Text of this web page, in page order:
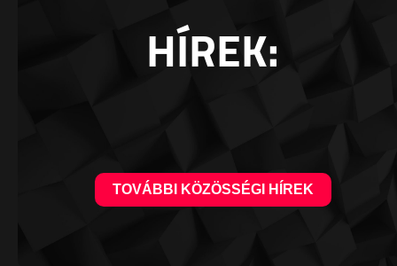
HÍREK:
TOVÁBBI KÖZÖSSÉGI HÍREK